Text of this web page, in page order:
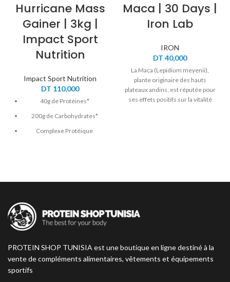
Hurricane Mass
Gainer | 3kg |
Impact Sport
Nutrition
Impact Sport Nutrition
DT 110,000
40g de Protéines*
200g de Carbohydrates*
Complexe Protéique
Glucides:Protéines 6:1
Sans Colorants de Synthèse
Sans Aspartame Ni Gluten
Maca | 30 Days |
Iron Lab
IRON
DT 40,000
La Maca (Lepidium meyenii),
plante originaire des hauts
plateaux andins, est réputée pour
ses effets positifs sur la vitalité
Maca hautement concentrée est
PROTEIN SHOP TUNISIA est une boutique en ligne destiné à la
vente de compléments alimentaires, vêtements et équipements
sportifs